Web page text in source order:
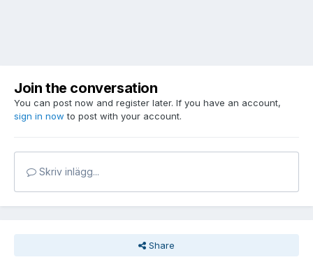
Join the conversation
You can post now and register later. If you have an account,
sign in now to post with your account.
Skriv inlägg...
Share